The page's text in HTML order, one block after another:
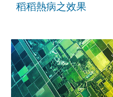
稻稻熱病之效果